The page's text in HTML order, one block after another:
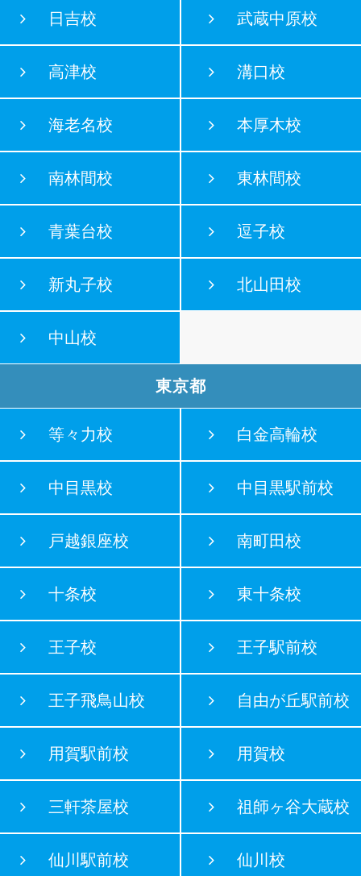
日吉校 武蔵中原校
高津校 溝口校
海老名校 本厚木校
南林間校 東林間校
青葉台校 逗子校
新丸子校 北山田校
中山校
東京都
等々力校 白金高輪校
中目黒校 中目黒駅前校
戸越銀座校 南町田校
十条校 東十条校
王子校 王子駅前校
王子飛鳥山校 自由が丘駅前校
用賀駅前校 用賀校
三軒茶屋校 祖師ヶ谷大蔵校
仙川駅前校 仙川校